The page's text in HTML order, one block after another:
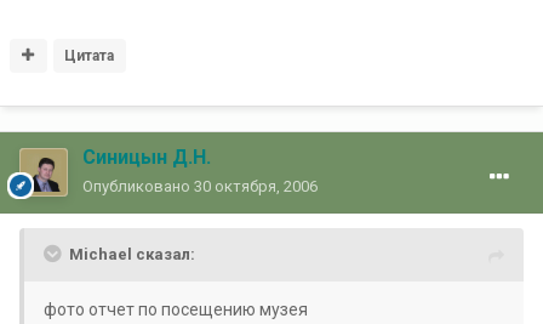
Цитата
Синицын Д.Н.
Опубликовано 30 октября, 2006
Michael сказал:
фото отчет по посещению музея